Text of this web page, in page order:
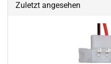
Zuletzt angesehen